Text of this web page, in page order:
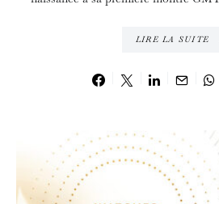
LIRE LA SUITE